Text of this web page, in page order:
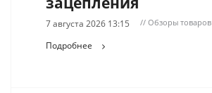
7 августа 2026 13:15 // Обзоры товаров
Подробнее